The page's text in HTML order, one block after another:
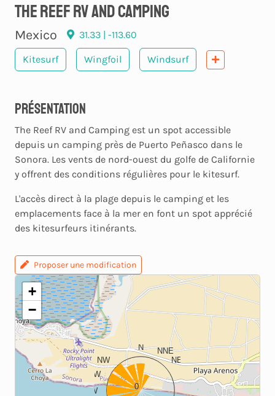
The Reef RV and Camping
Mexico 31.33 | -113.60
Kitesurf Wingfoil Windsurf
Présentation
The Reef RV and Camping est un spot accessible
depuis un camping près de Puerto Peñasco dans le
Sonora. Les vents de nord-ouest du golfe de Californie
y offrent des conditions régulières pour le kitesurf.
L'accès direct à la plage depuis le camping et les
emplacements face à la mer en font un spot apprécié
des kitesurfeurs itinérants.
Proposer une modification
N
NNE
NE
ENE
W
WNW
NW
0
+
−